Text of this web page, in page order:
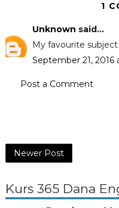
1
Unknown said...
My favourite subject
September 21, 2016
Post a Comment
Newer Post
Kurs 365 Dana